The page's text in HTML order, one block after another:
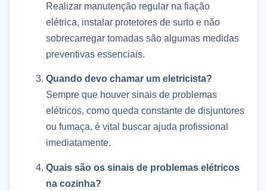
Realizar manutenção regular na fiação
elétrica, instalar protetores de surto e não
sobrecarregar tomadas são algumas medidas
preventivas essenciais.
Quando devo chamar um eletricista?
Sempre que houver sinais de problemas
elétricos, como queda constante de disjuntores
ou fumaça, é vital buscar ajuda profissional
imediatamente.
Quais são os sinais de problemas elétricos
na cozinha?